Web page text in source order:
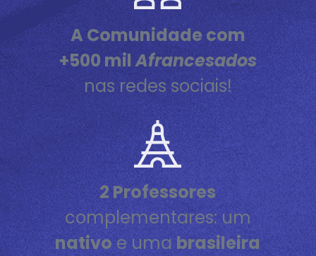
A Comunidade com
+500 milAfrancesados
nas redes sociais!
2 Professores
complementares: um
nativoe umabrasileira